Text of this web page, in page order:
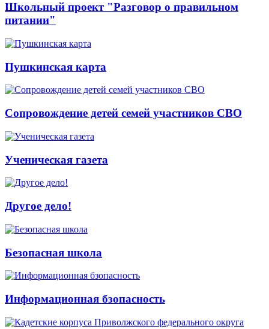
Школьный проект "Разговор о правильном
питании"
Пушкинская карта
Сопровождение детей семей участников СВО
Ученическая газета
Другое дело!
Безопасная школа
Информационная бзопасность